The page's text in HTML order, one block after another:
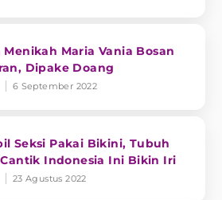
Maria Vania Bosan
Dipake Doang
6 September 2022
Seksi Pakai Bikini, Tubuh
Indonesia Ini Bikin Iri
23 Agustus 2022